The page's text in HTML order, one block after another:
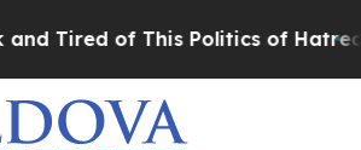
of This Politics of Hatred” The